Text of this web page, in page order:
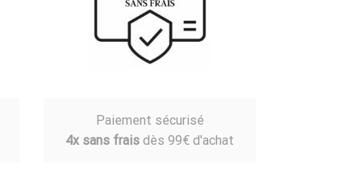
Paiement sécurisé
4x sans fraisdès 99€ d'achat